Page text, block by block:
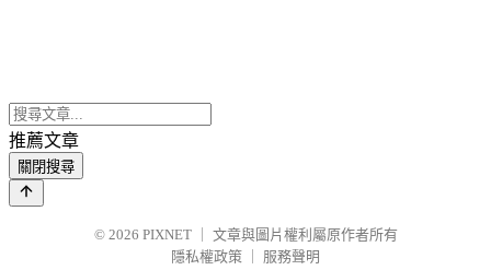
推薦文章
關閉搜尋
© 2026 PIXNET
文章與圖片權利屬原作者所有
隱私權政策
服務聲明